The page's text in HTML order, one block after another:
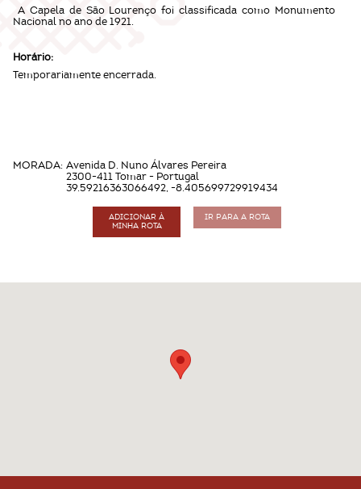
A Capela de São Lourenço foi classificada como Monumento
Nacional no ano de 1921.
Horário:
Temporariamente encerrada.
MORADA: Avenida D. Nuno Álvares Pereira
2300-411 Tomar - Portugal
39.59216363066492, -8.405699729919434
ADICIONAR À
MINHA ROTA
IR PARA A ROTA